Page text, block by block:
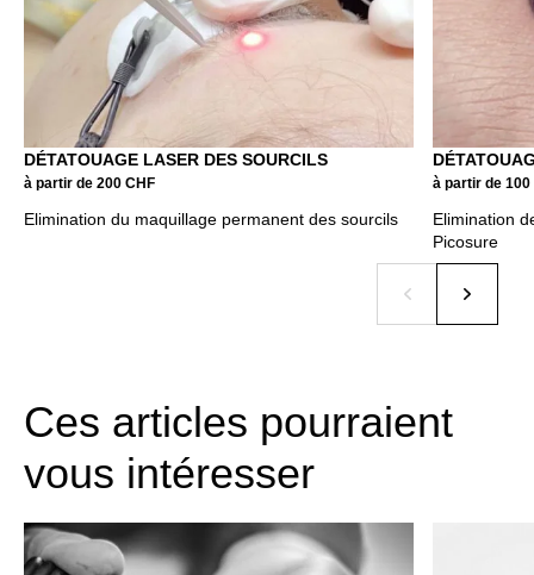
DÉTATOUAGE LASER DES SOURCILS
à partir de 200 CHF
Elimination du maquillage permanent des sourcils
à partir de 100
Elimination
Picosure
Ces articles pourraient
vous intéresser